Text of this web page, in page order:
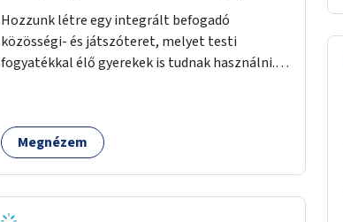
Hozzunk létre egy integrált befogadó
közösségi- és játszóteret, melyet testi
fogyatékkal élő gyerekek is tudnak használni.
elérhetőségét, mind infrastrukturális
adottságait tekintve alkalmas egy új játszótér
Megnézem